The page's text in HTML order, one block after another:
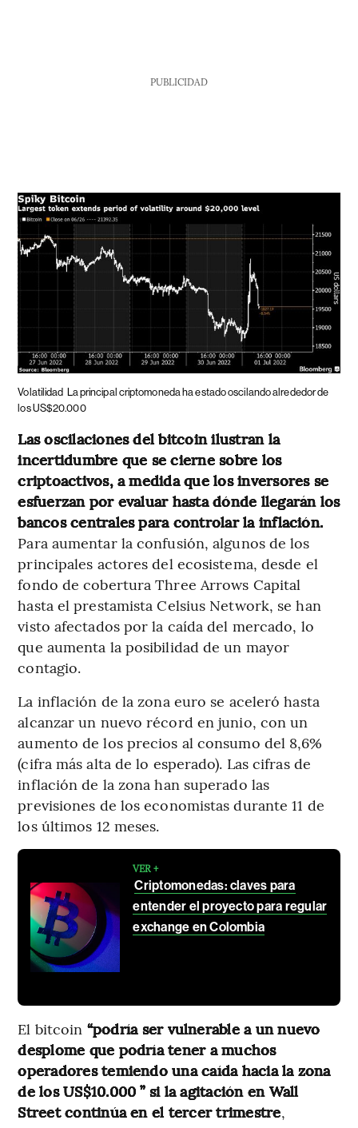
PUBLICIDAD
Volatilidad La principal criptomoneda ha estado oscilando alrededor de
los US$20.000
Las oscilaciones del bitcoin ilustran la
incertidumbre que se cierne sobre los
criptoactivos, a medida que los inversores se
esfuerzan por evaluar hasta dónde llegarán los
bancos centrales para controlar la inflación.
Para aumentar la confusión, algunos de los
principales actores del ecosistema, desde el
fondo de cobertura Three Arrows Capital
hasta el prestamista Celsius Network, se han
visto afectados por la caída del mercado, lo
que aumenta la posibilidad de un mayor
contagio.
La inflación de la zona euro se aceleró hasta
alcanzar un nuevo récord en junio, con un
aumento de los precios al consumo del 8,6%
(cifra más alta de lo esperado). Las cifras de
inflación de la zona han superado las
previsiones de los economistas durante 11 de
los últimos 12 meses.
VER +
Criptomonedas: claves para
entender el proyecto para regular
exchange en Colombia
El bitcoin “podría ser vulnerable a un nuevo
desplome que podría tener a muchos
operadores temiendo una caída hacia la zona
de los US$10.000 ” si la agitación en Wall
Street continúa en el tercer trimestre,